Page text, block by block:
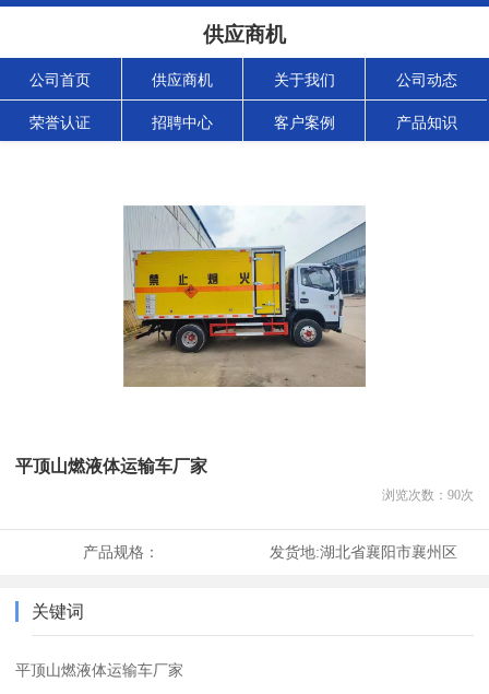
供应商机
公司首页 供应商机 关于我们 公司动态
荣誉认证 招聘中心 客户案例 产品知识
平顶山燃液体运输车厂家
浏览次数： 90次
产品规格： 发货地:湖北省襄阳市襄州区
关键词
平顶山燃液体运输车厂家